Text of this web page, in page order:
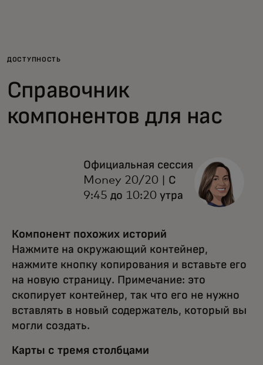
Для бизнеса
Для всего мира
Новости и тренды
ДОСТУПНОСТЬ
Справочник
компонентов для нас
Официальная сессия
Money 20/20 | С
9:45 до 10:20 утра
Компонент похожих историй
Нажмите на окружающий контейнер,
нажмите кнопку копирования и вставьте его
на новую страницу. Примечание: это
скопирует контейнер, так что его не нужно
вставлять в новый содержатель, который вы
могли создать.
Карты с тремя столбцами